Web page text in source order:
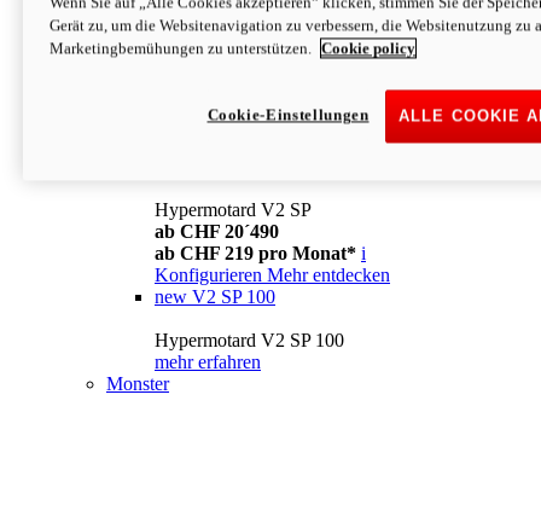
Konfigurieren Mehr entdecken
newV2
ab CHF 169 pro Monat* i
Mehr entdecken
Hypermotard V2 SP
ab CHF 20´490
ab CHF 219 pro Monat* i
Konfigurieren Mehr entdecken
new V2 SP 100
Hypermotard V2 SP 100
mehr erfahren
Monster
Gerät zu, um die Websitenavigation zu verbessern, die Websitenutzung zu
Marketingbemühungen zu unterstützen.
Cookie policy
ALLE COOKIE
Cookie-Einstellungen